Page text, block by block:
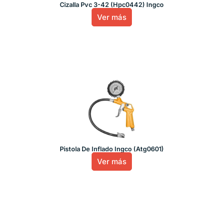
Cizalla Pvc 3-42 (Hpc0442) Ingco
Ver más
Pistola De Inflado Ingco (Atg0601)
Ver más